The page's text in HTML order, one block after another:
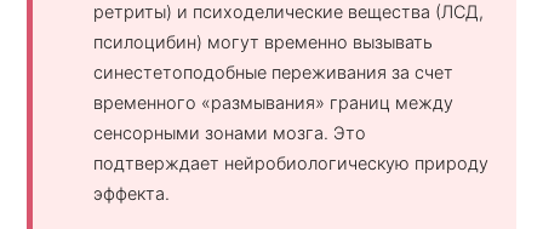
ретриты) и психоделические вещества (ЛСД,
псилоцибин) могут временно вызывать
синестетоподобные переживания за счет
временного «размывания» границ между
сенсорными зонами мозга. Это
подтверждает нейробиологическую природу
эффекта.